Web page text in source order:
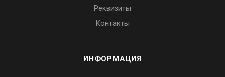
Реквизиты
Контакты
ИНФОРМАЦИЯ